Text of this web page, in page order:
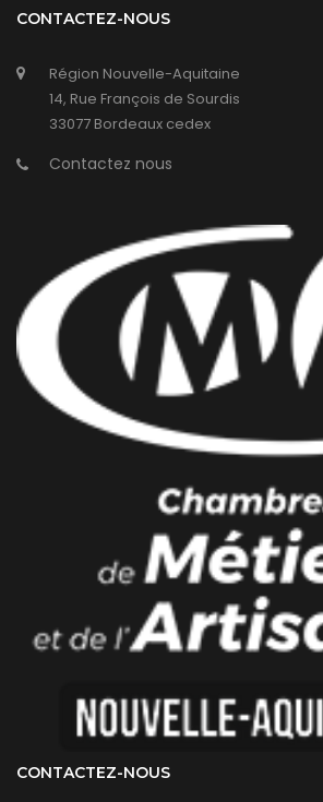
CONTACTEZ-NOUS
Région Nouvelle-Aquitaine
14, Rue François de Sourdis
33077 Bordeaux cedex
Contactez nous
CONTACTEZ-NOUS